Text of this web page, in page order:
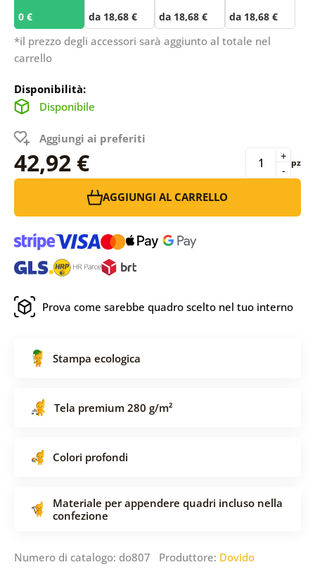
0 € da 18,68 € da 18,68 € da 18,68 €
*il prezzo degli accessori sarà aggiunto al totale nel
carrello
Disponibilità:
Disponibile
Aggiungi ai preferiti
42,92 € -
+ pz
AGGIUNGI AL CARRELLO
Prova come sarebbe quadro scelto nel tuo interno
Stampa ecologica
Tela premium 280 g/m²
Colori profondi
Materiale per appendere quadri incluso nella
confezione
Numero di catalogo: do807 Produttore: Dovido